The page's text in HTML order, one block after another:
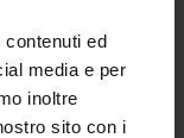
ed
media e per
inoltre
sito con i
PDF